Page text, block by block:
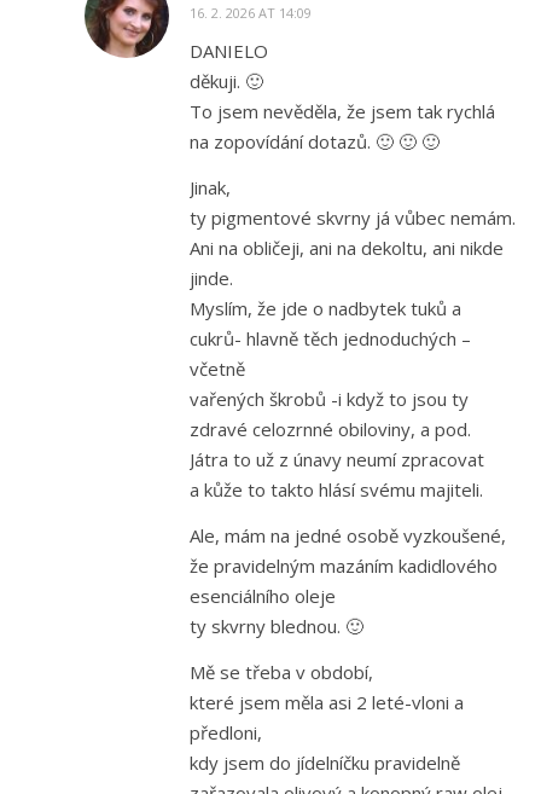
16. 2. 2026 AT 14:09
DANIELO
děkuji. 🙂
To jsem nevěděla, že jsem tak rychlá
na zopovídání dotazů. 🙂 🙂 🙂
Jinak,
ty pigmentové skvrny já vůbec nemám.
Ani na obličeji, ani na dekoltu, ani nikde
jinde.
Myslím, že jde o nadbytek tuků a
cukrů- hlavně těch jednoduchých –
včetně
vařených škrobů -i když to jsou ty
zdravé celozrnné obiloviny, a pod.
Játra to už z únavy neumí zpracovat
a kůže to takto hlásí svému majiteli.
Ale, mám na jedné osobě vyzkoušené,
že pravidelným mazáním kadidlového
esenciálního oleje
ty skvrny blednou. 🙂
Mě se třeba v období,
které jsem měla asi 2 leté-vloni a
předloni,
kdy jsem do jídelníčku pravidelně